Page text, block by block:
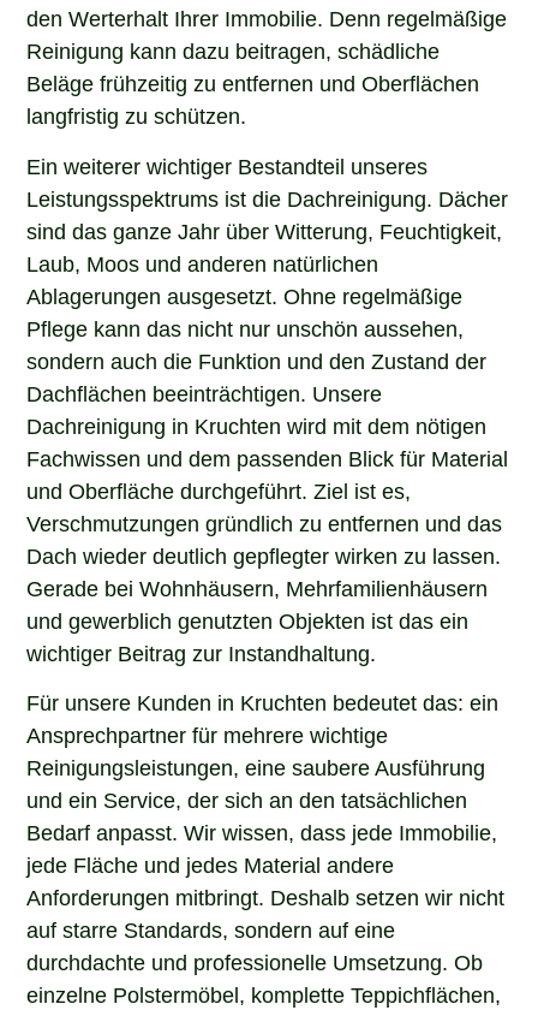
den Werterhalt Ihrer Immobilie. Denn regelmäßige
Reinigung kann dazu beitragen, schädliche
Beläge frühzeitig zu entfernen und Oberflächen
langfristig zu schützen.
Ein weiterer wichtiger Bestandteil unseres
Leistungsspektrums ist die Dachreinigung. Dächer
sind das ganze Jahr über Witterung, Feuchtigkeit,
Laub, Moos und anderen natürlichen
Ablagerungen ausgesetzt. Ohne regelmäßige
Pflege kann das nicht nur unschön aussehen,
sondern auch die Funktion und den Zustand der
Dachflächen beeinträchtigen. Unsere
Dachreinigung in Kruchten wird mit dem nötigen
Fachwissen und dem passenden Blick für Material
und Oberfläche durchgeführt. Ziel ist es,
Verschmutzungen gründlich zu entfernen und das
Dach wieder deutlich gepflegter wirken zu lassen.
Gerade bei Wohnhäusern, Mehrfamilienhäusern
und gewerblich genutzten Objekten ist das ein
wichtiger Beitrag zur Instandhaltung.
Für unsere Kunden in Kruchten bedeutet das: ein
Ansprechpartner für mehrere wichtige
Reinigungsleistungen, eine saubere Ausführung
und ein Service, der sich an den tatsächlichen
Bedarf anpasst. Wir wissen, dass jede Immobilie,
jede Fläche und jedes Material andere
Anforderungen mitbringt. Deshalb setzen wir nicht
auf starre Standards, sondern auf eine
durchdachte und professionelle Umsetzung. Ob
einzelne Polstermöbel, komplette Teppichflächen,